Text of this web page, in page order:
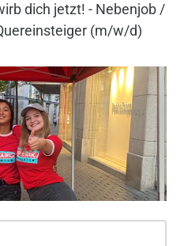
dich jetzt! - Nebenjob /
(m/w/d)